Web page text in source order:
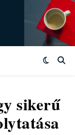
sikerű